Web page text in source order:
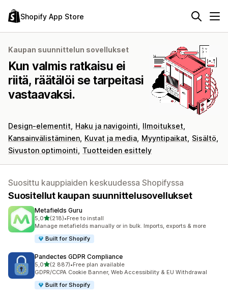
Shopify App Store
Kaupan suunnittelun sovellukset
Kun valmis ratkaisu ei
riitä, räätälöi se tarpeitasi
vastaavaksi.
Design-elementit Haku ja navigointi
Ilmoitukset
Kansainvälistäminen Kuvat ja media Myyntipaikat
Sisältö
Sivuston optimointi
Tuotteiden esittely
Suosittu kauppiaiden keskuudessa Shopifyssa
Suositellut kaupan suunnittelusovellukset
Metafields Guru
5,0/ 5 tähteä
(218)
218 arvostelua yhteensä
•Free to install
Manage metafields manually or in bulk. Imports, exports & more
Built for Shopify
Pandectes GDPR Compliance
5,0/ 5 tähteä
(2 887)
2887 arvostelua yhteensä
•Free plan available
GDPR/CCPA Cookie Banner, Web Accessibility & EU Withdrawal
Built for Shopify